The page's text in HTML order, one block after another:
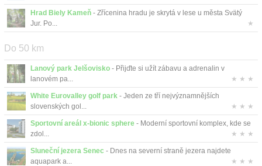
Hrad Biely Kameň - Zřícenina hradu je skrytá v lese u města Svätý
Jur. Po...
★
Do 50 km
Lanový park Jelšovisko - Přijďte si užít zábavu a adrenalin v
lanovém pa...
★ ★ ★
White Eurovalley golf park - Jeden ze tří nejvýznamnějších
slovenských gol...
★ ★ ★
Sportovní areál x-bionic sphere - Moderní sportovní komplex, kde se
zdol...
★ ★ ★
Sluneční jezera Senec - Dnes na severní straně jezera najdete
aquapark a...
★ ★ ★